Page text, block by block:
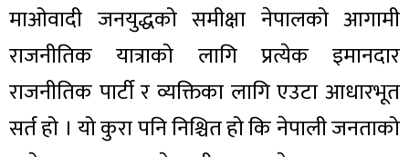
माओवादी जनयुद्धको समीक्षा नेपालको आगामी
राजनीतिक यात्राको लागि प्रत्येक इमानदार
राजनीतिक पार्टी र व्यक्तिका लागि एउटा आधारभूत
सर्त हो । यो कुरा पनि निश्चित हो कि नेपाली जनताको